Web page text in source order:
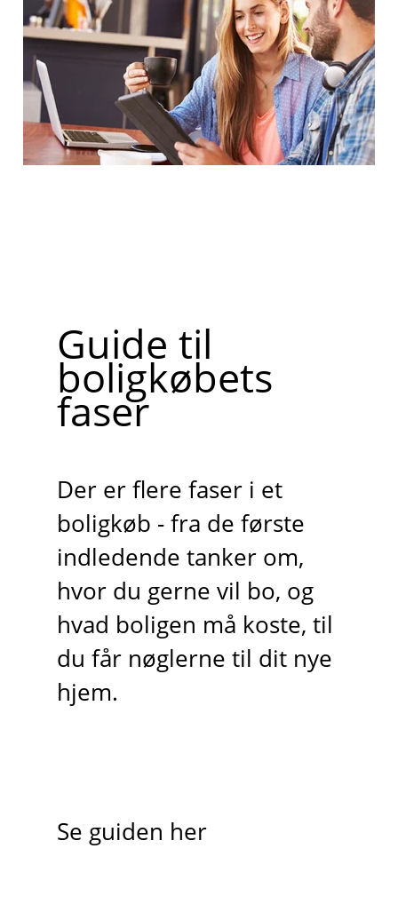
Guide til
boligkøbets
faser
Der er flere faser i et
boligkøb - fra de første
indledende tanker om,
hvor du gerne vil bo, og
hvad boligen må koste, til
du får nøglerne til dit nye
hjem.
Se guiden her